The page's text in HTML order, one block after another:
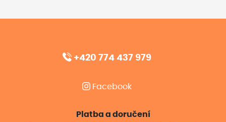
+420 774 437 979
Facebook
Platba a doručení